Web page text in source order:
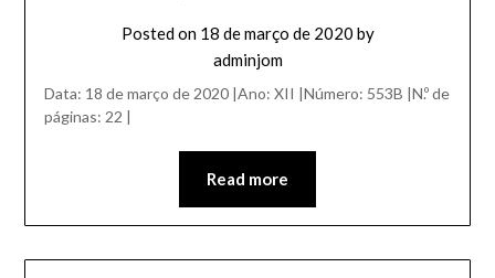
Posted on 18 de março de 2020 by
adminjom
Data: 18 de março de 2020 |Ano: XII |Número: 553B |N.º de
páginas: 22 |
Read more